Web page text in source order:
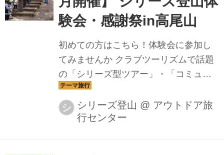
験会・感謝祭in高尾山
初めての方はこちら！体験会に参加し
てみませんか クラブツーリズムで話題
の「シリーズ型ツアー」・「コミュニ
ティ型ツアー」に体験参加してみませ
んか？ 2023年12月・2024年1月、シリ
ーズ型ツアー・コミュニティ型ツアー
シ シリーズ登山 @ アウトドア旅
行センター